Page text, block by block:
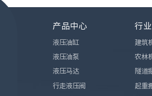
产品中心
液压油缸
液压油泵
液压马达
行走液压阀
行
建筑
农林
隧道
起重